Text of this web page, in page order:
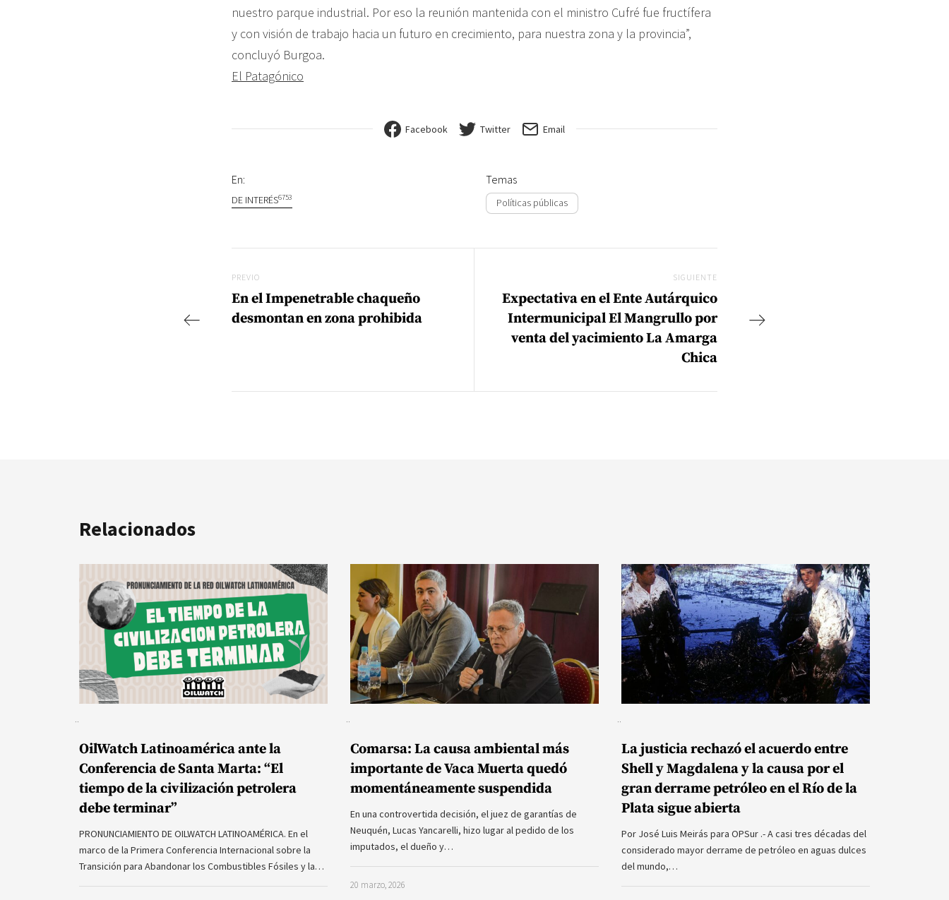
nuestro parque industrial. Por eso la reunión mantenida con el ministro Cufré fue fructífera
y con visión de trabajo hacia un futuro en crecimiento, para nuestra zona y la provincia”,
concluyó Burgoa.
El Patagónico
Facebook Twitter Email
En:
DE INTERÉS6753
Temas
Políticas públicas
Previo
PREVIO
En el Impenetrable chaqueño
desmontan en zona prohibida
SIGUIENTE
Expectativa en el Ente Autárquico
Intermunicipal El Mangrullo por
venta del yacimiento La Amarga
Chica
Relacionados
OilWatch Latinoamérica ante la
Conferencia de Santa Marta: “El
tiempo de la civilización petrolera
debe terminar”
PRONUNCIAMIENTO DE OILWATCH LATINOAMÉRICA. En el
marco de la Primera Conferencia Internacional sobre la
Transición para Abandonar los Combustibles Fósiles y la…
Comarsa: La causa ambiental más
importante de Vaca Muerta quedó
momentáneamente suspendida
En una controvertida decisión, el juez de garantías de
Neuquén, Lucas Yancarelli, hizo lugar al pedido de los
imputados, el dueño y…
20 marzo, 2026
La justicia rechazó el acuerdo entre
Shell y Magdalena y la causa por el
gran derrame petróleo en el Río de la
Plata sigue abierta
Por José Luis Meirás para OPSur .- A casi tres décadas del
considerado mayor derrame de petróleo en aguas dulces
del mundo,…